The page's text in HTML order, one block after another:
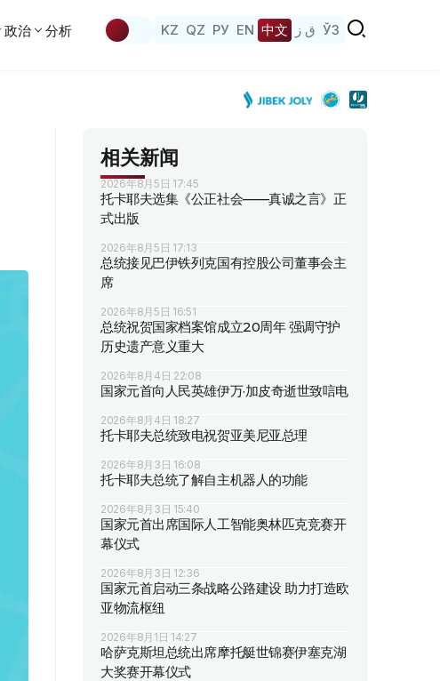
政治 分析 KZ QZ РУ EN 中文 ق ز ЎЗ
相关新闻
2026年8月5日 17:45
托卡耶夫选集《公正社会——真诚之言》正
式出版
2026年8月5日 17:13
总统接见巴伊铁列克国有控股公司董事会主
席
2026年8月5日 16:51
总统祝贺国家档案馆成立20周年 强调守护
历史遗产意义重大
2026年8月4日 22:08
国家元首向人民英雄伊万·加皮奇逝世致唁电
2026年8月4日 18:27
托卡耶夫总统致电祝贺亚美尼亚总理
2026年8月3日 16:08
托卡耶夫总统了解自主机器人的功能
2026年8月3日 15:40
国家元首出席国际人工智能奥林匹克竞赛开
幕仪式
2026年8月3日 12:36
国家元首启动三条战略公路建设 助力打造欧
亚物流枢纽
2026年8月1日 14:27
哈萨克斯坦总统出席摩托艇世锦赛伊塞克湖
大奖赛开幕仪式